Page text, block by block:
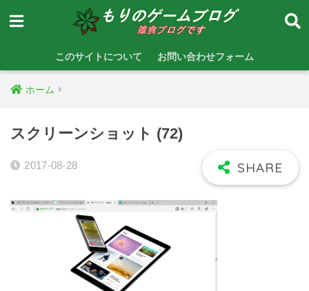
このサイトについて お問い合わせフォーム
ホーム
スクリーンショット (72)
2017-08-28